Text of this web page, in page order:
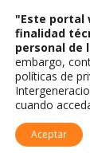
"Este portal
finalidad
personal de
embargo,
políticas de
cuando
Aceptar